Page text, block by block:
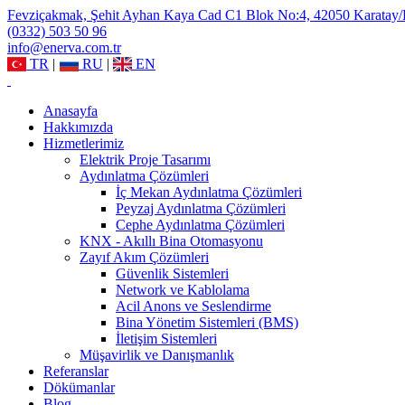
Fevziçakmak, Şehit Ayhan Kaya Cad C1 Blok No:4, 42050
(0332) 503 50 96
info@enerva.com.tr
TR | RU | EN
Anasayfa
Hakkımızda
Hizmetlerimiz
Elektrik Proje Tasarımı
Aydınlatma Çözümleri
İç Mekan Aydınlatma Çözümleri
Peyzaj Aydınlatma Çözümleri
Cephe Aydınlatma Çözümleri
KNX - Akıllı Bina Otomasyonu
Zayıf Akım Çözümleri
Güvenlik Sistemleri
Network ve Kablolama
Acil Anons ve Seslendirme
Bina Yönetim Sistemleri (BMS)
İletişim Sistemleri
Müşavirlik ve Danışmanlık
Referanslar
Dökümanlar